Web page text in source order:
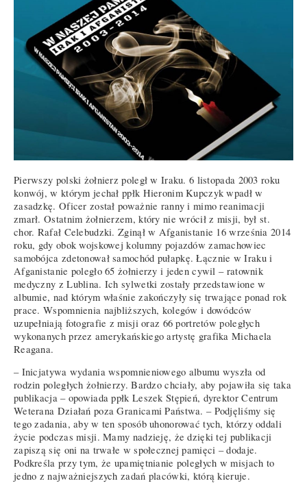
Pierwszy polski żołnierz poległ w Iraku. 6 listopada 2003 roku
konwój, w którym jechał ppłk Hieronim Kupczyk wpadł w
zasadzkę. Oficer został poważnie ranny i mimo reanimacji
zmarł. Ostatnim żołnierzem, który nie wrócił z misji, był st.
chor. Rafał Celebudzki. Zginął w Afganistanie 16 września 2014
roku, gdy obok wojskowej kolumny pojazdów zamachowiec
samobójca zdetonował samochód pułapkę. Łącznie w Iraku i
Afganistanie poległo 65 żołnierzy i jeden cywil – ratownik
medyczny z Lublina. Ich sylwetki zostały przedstawione w
albumie, nad którym właśnie zakończyły się trwające ponad rok
prace. Wspomnienia najbliższych, kolegów i dowódców
uzupełniają fotografie z misji oraz 66 portretów poległych
wykonanych przez amerykańskiego artystę grafika Michaela
Reagana.
– Inicjatywa wydania wspomnieniowego albumu wyszła od
rodzin poległych żołnierzy. Bardzo chciały, aby pojawiła się taka
publikacja – opowiada ppłk Leszek Stępień, dyrektor Centrum
Weterana Działań poza Granicami Państwa. – Podjęliśmy się
tego zadania, aby w ten sposób uhonorować tych, którzy oddali
życie podczas misji. Mamy nadzieję, że dzięki tej publikacji
zapiszą się oni na trwałe w społecznej pamięci – dodaje.
Podkreśla przy tym, że upamiętnianie poległych w misjach to
jedno z najważniejszych zadań placówki, którą kieruje.